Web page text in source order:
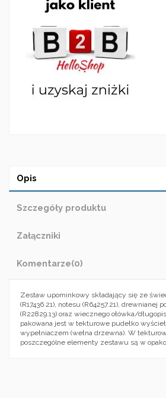
Opis
Szczegóły produktu
Załączniki
Komentarze(0)
Zestaw upominkowy składający się ze
(R17436.21), notesu (R64257.21), drewnianej
(R22829.13) oraz wiecznego ołówka/
pakowana jest w tekturowe pudełko
wypełniaczem (wełna drzewna). W
poszczególne elementy zestawu są w